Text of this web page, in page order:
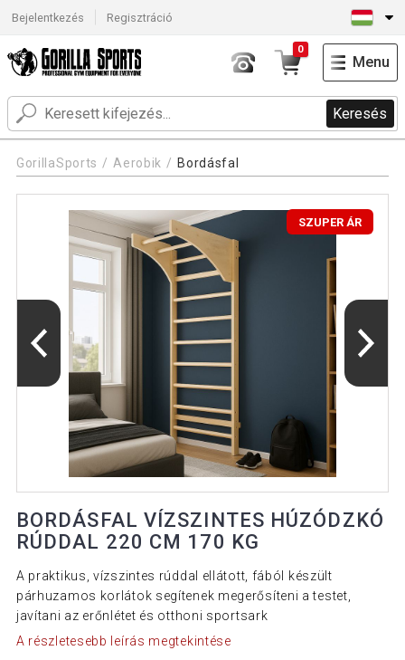
Bejelentkezés Regisztráció
Keresés
0
Menu
GorillaSports Aerobik Bordásfal
SZUPER ÁR
BORDÁSFAL VÍZSZINTES HÚZÓDZKÓ
RÚDDAL 220 CM 170 KG
A praktikus, vízszintes rúddal ellátott, fából készült
párhuzamos korlátok segítenek megerősíteni a testet,
javítani az erőnlétet és otthoni sportsark
A részletesebb leírás megtekintése